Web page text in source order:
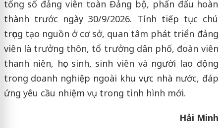
tổng số đảng viên toàn Đảng bộ, phấn đấu hoàn
thành trước ngày 30/9/2026. Tỉnh tiếp tục chú
trọng tạo nguồn ở cơ sở, quan tâm phát triển đảng
viên là trưởng thôn, tổ trưởng dân phố, đoàn viên
thanh niên, học sinh, sinh viên và người lao động
trong doanh nghiệp ngoài khu vực nhà nước, đáp
ứng yêu cầu nhiệm vụ trong tình hình mới.
Hải Minh